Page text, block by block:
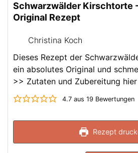
Schwarzwälder Kirschtorte
Original Rezept
Christina Koch
Dieses Rezept der
ein absolutes Original und
>> Zutaten und Zubereitung
4.7aus 19Bewertungen
Rezept